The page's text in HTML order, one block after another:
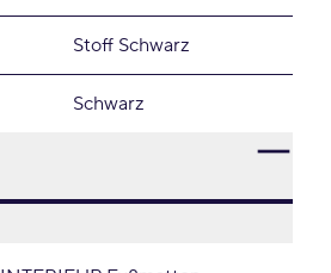
Stoff Schwarz
Schwarz